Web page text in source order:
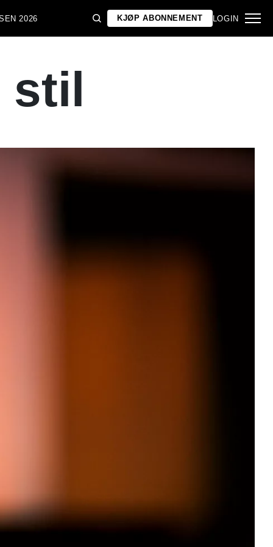
2026 KJØP ABONNEMENT LOGIN
stil